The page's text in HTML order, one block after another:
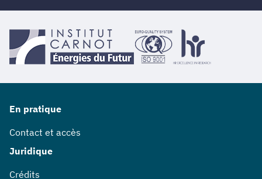
En pratique
Contact et accès
Juridique
Crédits